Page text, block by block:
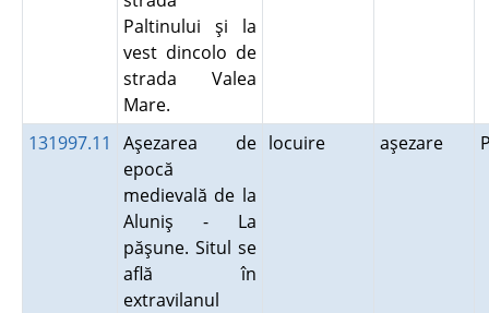
Paltinului şi la
vest dincolo de
strada Valea
Mare.
131997.11
Aşezarea de
epocă
medievală de la
Aluniş - La
păşune. Situl se
află în
extravilanul
locuire aşezare